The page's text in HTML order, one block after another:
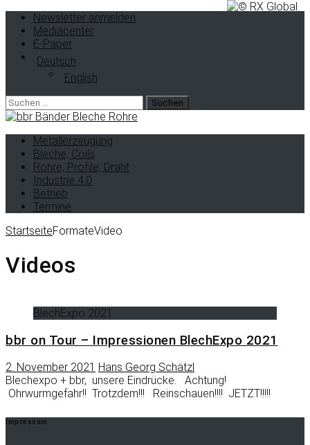
Newsletter anmelden
Mediacenter
E-Paper
Deutsch
English
Metallerzeugung
Bleche, Coils
Rohre, Profile, Draht
Industrie 4.0
Betrieb
Termine
StartseiteFormateVideo
Videos
BlechExpo 2021
bbr on Tour – Impressionen BlechExpo 2021
2. November 2021 Hans Georg Schätzl
Blechexpo + bbr, unsere Eindrücke. Achtung!
Ohrwurmgefahr!! Trotzdem!!! Reinschauen!!!! JETZT!!!!!
Impressum